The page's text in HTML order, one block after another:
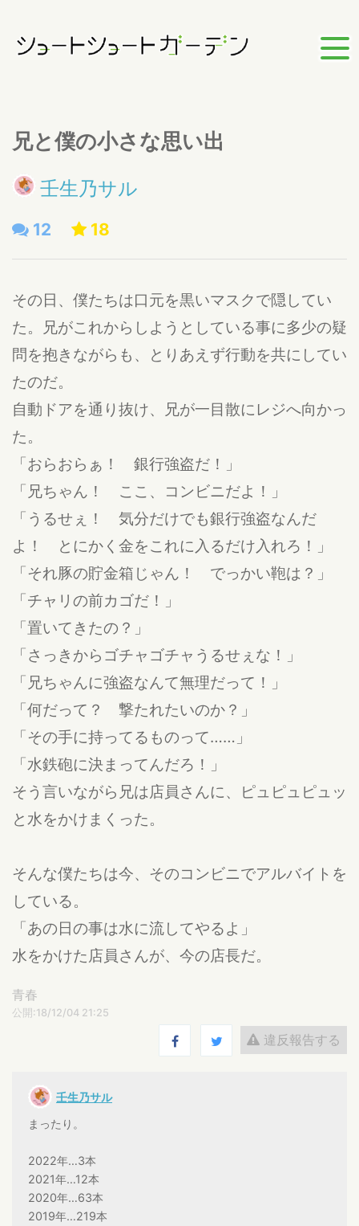
兄と僕の小さな思い出
壬生乃サル
12 18
その日、僕たちは口元を黒いマスクで隠してい
た。兄がこれからしようとしている事に多少の疑
問を抱きながらも、とりあえず行動を共にしてい
たのだ。
自動ドアを通り抜け、兄が一目散にレジへ向かっ
た。
「おらおらぁ！ 銀行強盗だ！」
「兄ちゃん！ ここ、コンビニだよ！」
「うるせぇ！ 気分だけでも銀行強盗なんだ
よ！ とにかく金をこれに入るだけ入れろ！」
「それ豚の貯金箱じゃん！ でっかい鞄は？」
「チャリの前カゴだ！」
「置いてきたの？」
「さっきからゴチャゴチャうるせぇな！」
「兄ちゃんに強盗なんて無理だって！」
「何だって？ 撃たれたいのか？」
「その手に持ってるものって……」
「水鉄砲に決まってんだろ！」
そう言いながら兄は店員さんに、ピュピュピュッ
と水をかけまくった。
そんな僕たちは今、そのコンビニでアルバイトを
している。
「あの日の事は水に流してやるよ」
水をかけた店員さんが、今の店長だ。
青春
公開:18/12/04 21:25
違反報告する
壬生乃サル
まったり。
2022年…3本
2021年…12本
2020年…63本
2019年…219本